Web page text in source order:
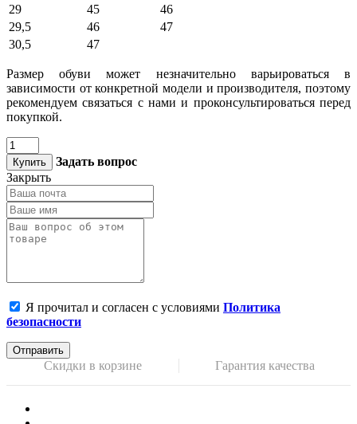
29
45
46
29,5
46
47
30,5
47
Размер обуви может незначительно варьироваться в
зависимости от конкретной модели и производителя, поэтому
рекомендуем связаться с нами и проконсультироваться перед
покупкой.
Купить
Задать вопрос
Закрыть
Я прочитал и согласен с условиями Политика
безопасности
Отправить
Скидки в корзине Гарантия качества